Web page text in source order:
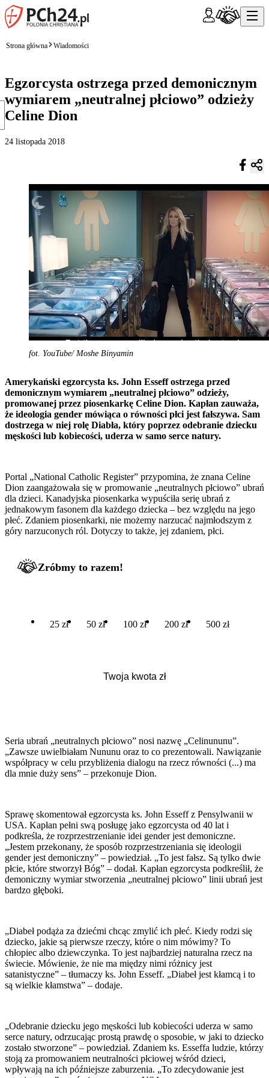
Strona główna Wiadomości
Egzorcysta ostrzega przed demonicznym
wymiarem „neutralnej płciowo” odzieży
Celine Dion
24 listopada 2018
fot. YouTube/ Moshe Binyamin
Amerykański egzorcysta ks. John Esseff ostrzega przed
demonicznym wymiarem „neutralnej płciowo” odzieży,
promowanej przez piosenkarkę Celine Dion. Kapłan zauważa,
że ideologia gender mówiąca o równości płci jest fałszywa. Sam
dostrzega w niej rolę Diabła, który poprzez odebranie dziecku
męskości lub kobiecości, uderza w samo serce natury.
Portal „National Catholic Register” przypomina, że znana Celine
Dion zaangażowała się w promowanie „neutralnych płciowo” ubrań
dla dzieci. Kanadyjska piosenkarka wypuściła serię ubrań z
jednakowym fasonem dla każdego dziecka – bez względu na jego
płeć. Zdaniem piosenkarki, nie możemy narzucać najmłodszym z
góry narzuconych ról. Dotyczy to także, jej zdaniem, płci.
Zróbmy to razem!
25 zł 50 zł 100 zł 200 zł 500 zł
Seria ubrań „neutralnych płciowo” nosi nazwę „Celinununu”.
„Zawsze uwielbiałam Nununu oraz to co prezentowali. Nawiązanie
współpracy w celu przybliżenia dialogu na rzecz równości (...) ma
dla mnie duży sens” – przekonuje Dion.
Sprawę skomentował egzorcysta ks. John Esseff z Pensylwanii w
USA. Kapłan pełni swą posługę jako egzorcysta od 40 lat i
podkreśla, że rozprzestrzenianie idei gender jest demoniczne.
„Jestem przekonany, że sposób rozprzestrzeniania się ideologii
gender jest demoniczny” – powiedział. „To jest fałsz. Są tylko dwie
płcie, które stworzył Bóg” – dodał. Kapłan egzorcysta podkreślił, że
demoniczny wymiar stworzenia „neutralnej płciowo” linii ubrań jest
bardzo głęboki.
„Diabeł podąża za dziećmi chcąc zmylić ich płeć. Kiedy rodzi się
dziecko, jakie są pierwsze rzeczy, które o nim mówimy? To
chłopiec albo dziewczynka. To jest najbardziej naturalna rzecz na
świecie. Mówienie, że nie ma między nimi różnicy jest
satanistyczne” – tłumaczy ks. John Esseff. „Diabeł jest kłamcą i to
są wielkie kłamstwa” – dodaje.
„Odebranie dziecku jego męskości lub kobiecości uderza w samo
serce natury, odrzucając prostą prawdę o sposobie, w jaki to dziecko
zostało stworzone” – powiedział. Zdaniem ks. Esseffa ludzie, którzy
stoją za promowaniem neutralności płciowej wśród dzieci,
wpływają na ich późniejsze zaburzenia. „To zdecydowanie jest